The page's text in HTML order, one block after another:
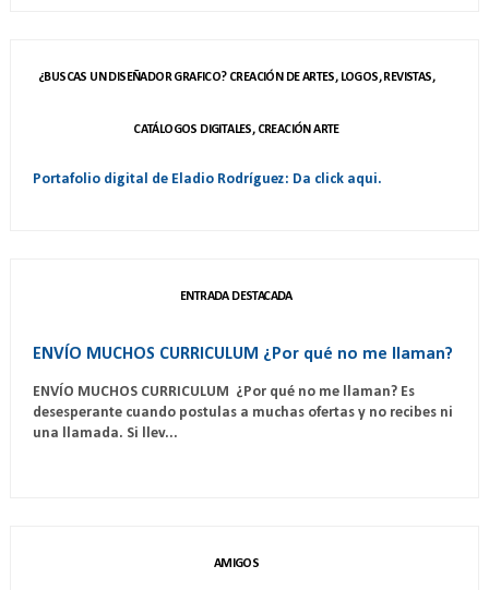
¿BUSCAS UN DISEÑADOR GRAFICO? CREACIÓN DE ARTES, LOGOS, REVISTAS,
CATÁLOGOS DIGITALES, CREACIÓN ARTE
Portafolio digital de Eladio Rodríguez: Da click aqui.
ENTRADA DESTACADA
ENVÍO MUCHOS CURRICULUM ¿Por qué no me llaman?
ENVÍO MUCHOS CURRICULUM ¿Por qué no me llaman? Es
desesperante cuando postulas a muchas ofertas y no recibes ni
una llamada. Si llev...
AMIGOS